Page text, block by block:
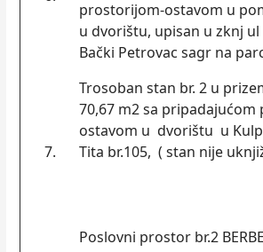
prostorijom-ostavom u
u dvorištu, upisan u zknj ul
Bački Petrovac sagr na
7.
Trosoban stan br. 2 u
70,67 m2 sa
ostavom u dvorištu u
Tita br.105, ( stan nije
Poslovni prostor br.2